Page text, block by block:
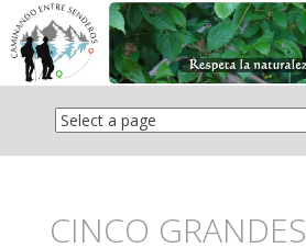
Saltar
contenido
CINCO GRANDES